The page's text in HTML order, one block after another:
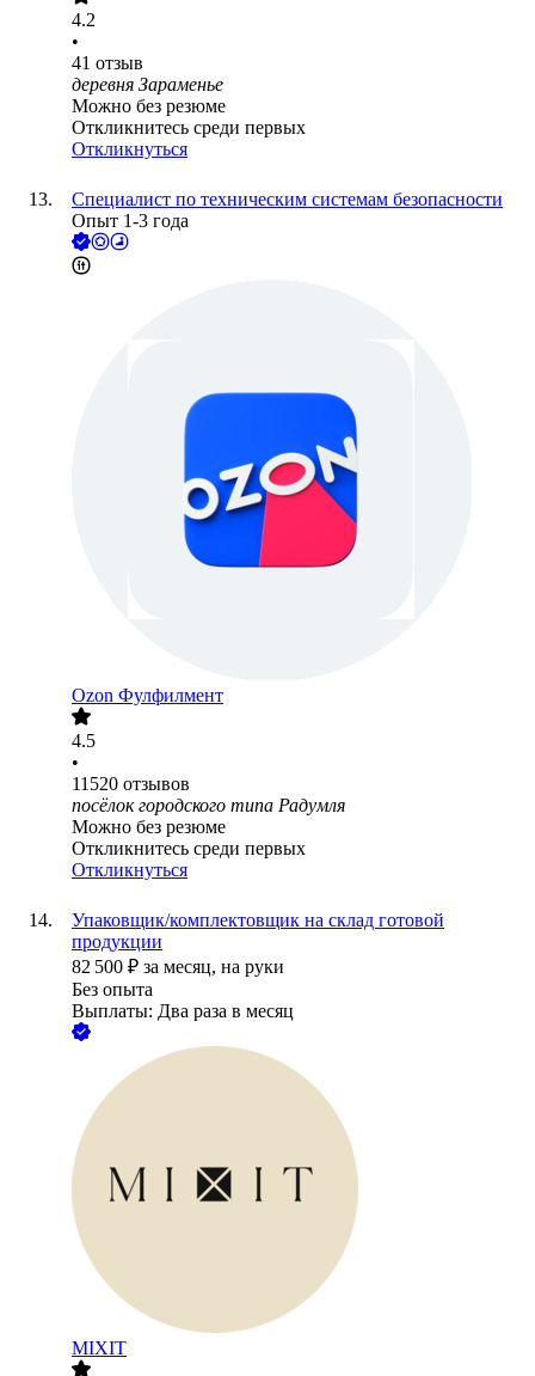
4.2
•
41 отзыв
деревня Зараменье
Можно без резюме
Откликнитесь среди первых
Откликнуться
Специалист по техническим системам безопасности
Опыт 1-3 года
Ozon Фулфилмент
4.5
•
11520 отзывов
посёлок городского типа Радумля
Можно без резюме
Откликнитесь среди первых
Откликнуться
Упаковщик/комплектовщик на склад готовой
продукции
82 500 ₽ за месяц, на руки
Без опыта
Выплаты: Два раза в месяц
MIXIT